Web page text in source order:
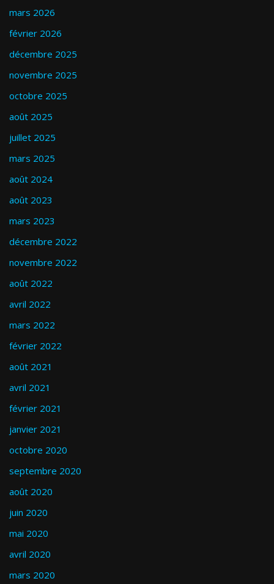
mars 2026
février 2026
décembre 2025
novembre 2025
octobre 2025
août 2025
juillet 2025
mars 2025
août 2024
août 2023
mars 2023
décembre 2022
novembre 2022
août 2022
avril 2022
mars 2022
février 2022
août 2021
avril 2021
février 2021
janvier 2021
octobre 2020
septembre 2020
août 2020
juin 2020
mai 2020
avril 2020
mars 2020